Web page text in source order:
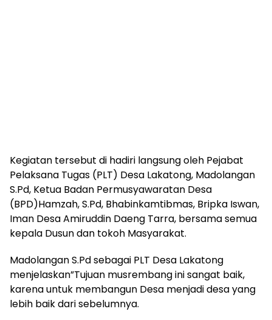
Kegiatan tersebut di hadiri langsung oleh Pejabat
Pelaksana Tugas (PLT) Desa Lakatong, Madolangan
S.Pd, Ketua Badan Permusyawaratan Desa
(BPD)Hamzah, S.Pd, Bhabinkamtibmas, Bripka Iswan,
Iman Desa Amiruddin Daeng Tarra, bersama semua
kepala Dusun dan tokoh Masyarakat.
Madolangan S.Pd sebagai PLT Desa Lakatong
menjelaskan”Tujuan musrembang ini sangat baik,
karena untuk membangun Desa menjadi desa yang
lebih baik dari sebelumnya.